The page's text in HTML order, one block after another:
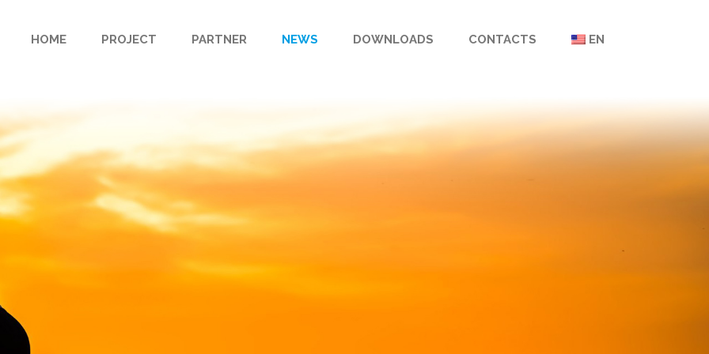
HOME PROJECT PARTNER NEWS DOWNLOADS CONTACTS EN